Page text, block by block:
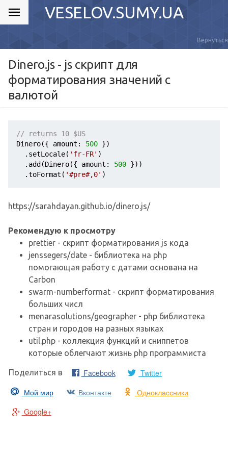
VESELOV.SUMY.UA
Вернуться
Dinero.js - js скрипт для
форматирования значений с
валютой
// returns 10 $US
Dinero({ amount: 500 })
  .setLocale(
'fr-FR' )
  .add(Dinero({ amount:
500 }))
  .toFormat(
'#pre#,0' )
https://sarahdayan.github.io/dinero.js/
Рекомендую к просмотру
prettier - скрипт форматирования js кода
jenssegers/date - библиотека на php
помогающая работу с датами основана на
Carbon
swarm-numberformat - скрипт форматирования
больших числ
menarasolutions/geographer - php библиотека
стран и городов на разных языках
util.php - коллекция функций и сниппетов
которые облегчают жизнь php программиста
Поделиться в Facebook
Twitter
Мой мир
Вконтакте
Одноклассники
Google+